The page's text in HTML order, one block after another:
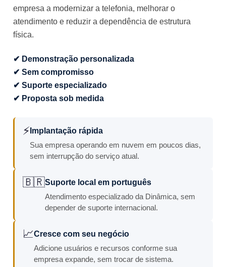
empresa a modernizar a telefonia, melhorar o
atendimento e reduzir a dependência de estrutura
física.
✔ Demonstração personalizada
✔ Sem compromisso
✔ Suporte especializado
✔ Proposta sob medida
⚡ Implantação rápida
Sua empresa operando em nuvem em poucos dias,
sem interrupção do serviço atual.
🇧🇷Suporte local em português
Atendimento especializado da Dinâmica, sem
depender de suporte internacional.
📈Cresce com seu negócio
Adicione usuários e recursos conforme sua
empresa expande, sem trocar de sistema.